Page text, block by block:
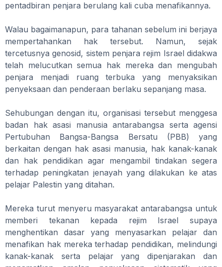
pentadbiran penjara berulang kali cuba menafikannya.
Walau bagaimanapun, para tahanan sebelum ini berjaya
mempertahankan hak tersebut. Namun, sejak
tercetusnya genosid, sistem penjara rejim Israel didakwa
telah melucutkan semua hak mereka dan mengubah
penjara menjadi ruang terbuka yang menyaksikan
penyeksaan dan penderaan berlaku sepanjang masa.
Sehubungan dengan itu, organisasi tersebut menggesa
badan hak asasi manusia antarabangsa serta agensi
Pertubuhan Bangsa-Bangsa Bersatu (PBB) yang
berkaitan dengan hak asasi manusia, hak kanak-kanak
dan hak pendidikan agar mengambil tindakan segera
terhadap peningkatan jenayah yang dilakukan ke atas
pelajar Palestin yang ditahan.
Mereka turut menyeru masyarakat antarabangsa untuk
memberi tekanan kepada rejim Israel supaya
menghentikan dasar yang menyasarkan pelajar dan
menafikan hak mereka terhadap pendidikan, melindungi
kanak-kanak serta pelajar yang dipenjarakan dan